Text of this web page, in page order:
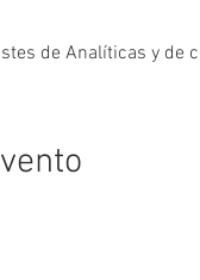
de Analíticas y de